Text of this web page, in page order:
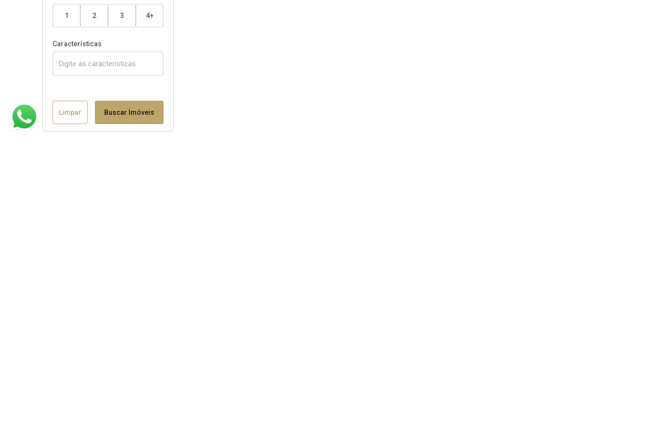
1 2 3 4+
Características
Limpar Buscar Imóveis